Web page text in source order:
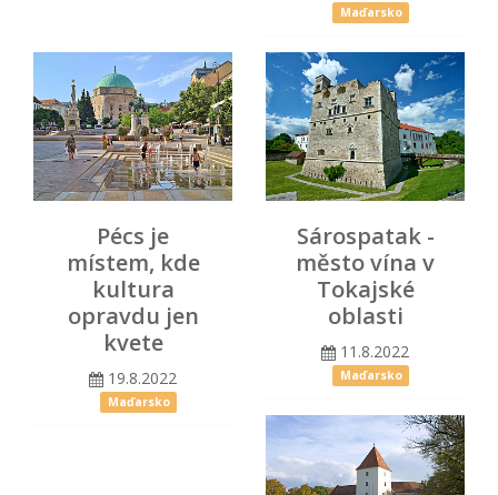
Maďarsko
Pécs je
místem, kde
kultura
opravdu jen
kvete
19.8.2022
Maďarsko
Sárospatak -
město vína v
Tokajské
oblasti
11.8.2022
Maďarsko